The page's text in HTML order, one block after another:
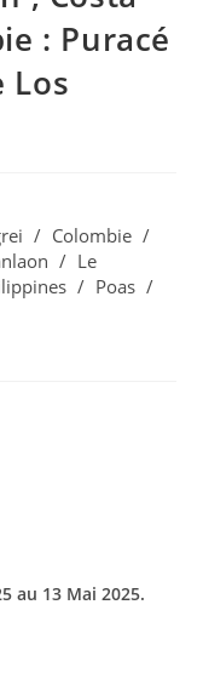
: Puracé
Los
/ Colombie /
/ Le
/ Poas /
au 13 Mai 2025.